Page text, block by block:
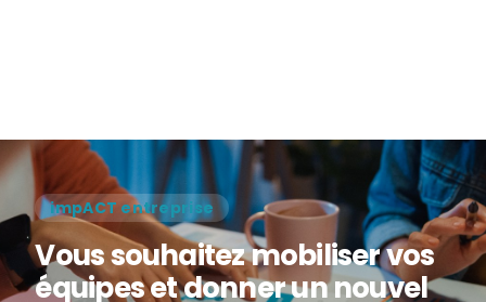
impACT entreprise
Vous souhaitez mobiliser vos
équipes et donner un nouvel